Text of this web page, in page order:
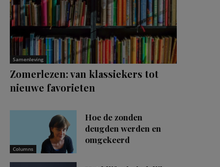
Samenleving
Zomerlezen: van klassiekers tot
nieuwe favorieten
Columns
Hoe de zonden
deugden werden en
omgekeerd